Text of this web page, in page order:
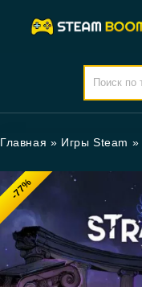
Главная » Игры Steam »
-77%